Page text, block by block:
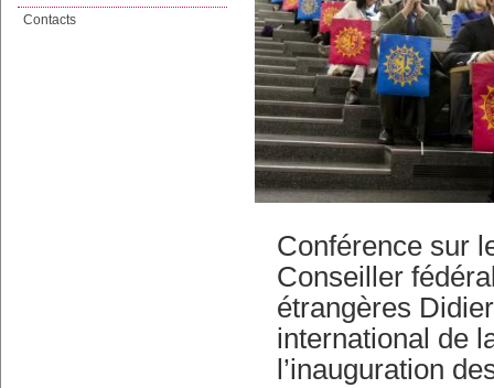
Contacts
Conférence sur
Conseiller
étrangères
international de
l’inauguration